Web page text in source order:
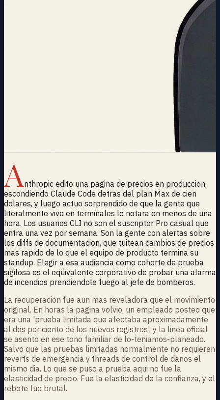
Anthropic edito una pagina de precios en produccion,
escondiendo Claude Code detras del plan Max de cien
dolares, y luego actuo sorprendido de que la gente que
literalmente vive en terminales lo notara en menos de una
hora. Los usuarios CLI no son el suscriptor Pro casual que
entra una vez por semana. Son la gente con alertas sobre
los diffs de documentacion, que tuitean cambios de precios
mas rapido de lo que el equipo de producto termina su
standup. Elegir a esa audiencia como cohorte de prueba
sigilosa es el equivalente corporativo de probar una alarma
de incendios prendiendole fuego al jefe de bomberos.
La recuperacion fue aun mas reveladora que el movimiento
original. En horas la pagina volvio, un empleado posteo que
era una 'prueba limitada que afectaba aproximadamente
al dos por ciento de los nuevos registros', y la linea oficial
se asento en ese tono familiar de lo-teniamos-planeado.
Salvo que las pruebas limitadas normalmente no requieren
reverts de emergencia y threads de control de danos el
mismo dia. Lo que se puso a prueba aqui no fue la
elasticidad de precio. Fue la elasticidad de la confianza, y el
rebote fue brutal.